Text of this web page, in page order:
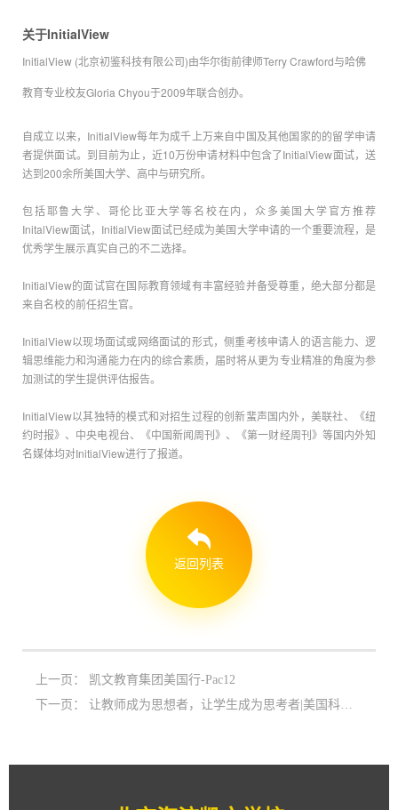
关于InitialView
InitialView (北京初鉴科技有限公司)由华尔街前律师Terry Crawford与哈佛
教育专业校友Gloria Chyou于2009年联合创办。
自成立以来，InitialView每年为成千上万来自中国及其他国家的的留学申请
者提供面试。到目前为止，近10万份申请材料中包含了InitialView面试，送
达到200余所美国大学、高中与研究所。
包括耶鲁大学、哥伦比亚大学等名校在内，众多美国大学官方推荐
InitalView面试，InitialView面试已经成为美国大学申请的一个重要流程，是
优秀学生展示真实自己的不二选择。
InitialView的面试官在国际教育领域有丰富经验并备受尊重，绝大部分都是
来自名校的前任招生官。
InitialView以现场面试或网络面试的形式，侧重考核申请人的语言能力、逻
辑思维能力和沟通能力在内的综合素质，届时将从更为专业精准的角度为参
加测试的学生提供评估报告。
InitialView以其独特的模式和对招生过程的创新蜚声国内外，美联社、《纽
约时报》、中央电视台、《中国新闻周刊》、《第一财经周刊》等国内外知
名媒体均对InitialView进行了报道。
返回列表
上一页： 凯文教育集团美国行-Pac12
下一页： 让教师成为思想者，让学生成为思考者|美国科学课堂暨NGSS和STEM教学研讨会走进凯文